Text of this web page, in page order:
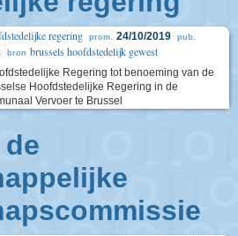
regering prom. 24/10/2019 pub.
bron brussels hoofdstedelijk gewest
Regering tot benoeming van de
Hoofdstedelijke Regering in de
Vervoer te Brussel